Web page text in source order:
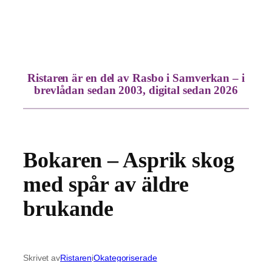
Ristaren är en del av Rasbo i Samverkan – i
brevlådan sedan 2003, digital sedan 2026
Bokaren – Asprik skog
med spår av äldre
brukande
Skrivet avRistareniOkategoriserade